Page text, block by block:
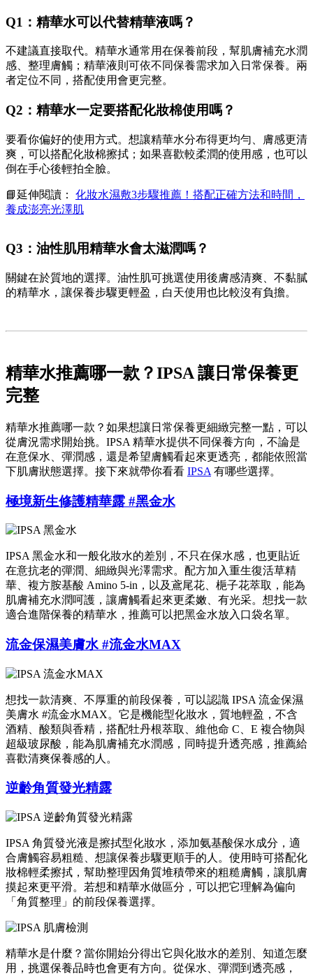
Q1：精華水可以代替精華液嗎？
不建議直接取代。精華水通常用在保養前段，幫肌膚補充水潤
感、整理膚觸；精華液則可依不同保養需求加入日常保養。兩
者定位不同，搭配使用會更完整。
Q2：精華水一定要搭配化妝棉使用嗎？
要看你偏好的使用方式。想讓精華水分布得更均勻、膚感更清
爽，可以搭配化妝棉擦拭；如果喜歡較柔潤的使用感，也可以
倒在手心後輕拍全臉。
📘延伸閱讀： 化妝水濕敷3步驟推薦！搭配正確方法和時間，
養成澎亮光澤肌
Q3：油性肌用精華水會太滋潤嗎？
關鍵在於質地的選擇。油性肌可挑選使用後膚感清爽、不黏膩
的精華水，讓保養步驟更輕盈，白天使用也比較沒有負擔。
精華水推薦哪一款？IPSA 讓日常保養更
完整
精華水推薦哪一款？如果想讓日常保養更細緻完整一點，可以
從膚況需求開始挑。IPSA 精華水提供不同保養方向，不論是
在意保水、彈潤感，還是希望膚觸看起來更透亮，都能依照當
下肌膚狀態選擇。接下來就帶你看看 IPSA 有哪些選擇。
極境新生修護精華露 #黑金水
IPSA 黑金水和一般化妝水的差別，不只在保水感，也更貼近
在意抗老的彈潤、細緻與光澤需求。配方加入重生復活草精
華、複方胺基酸 Amino 5-in，以及鳶尾花、梔子花萃取，能為
肌膚補充水潤呵護，讓膚觸看起來更柔嫩、有光采。想找一款
適合進階保養的精華水，推薦可以把黑金水放入口袋名單。
流金保濕美膚水 #流金水MAX
想找一款清爽、不厚重的前段保養，可以認識 IPSA 流金保濕
美膚水 #流金水MAX。它是機能型化妝水，質地輕盈，不含
酒精、酸類與香精，搭配牡丹根萃取、維他命 C、E 複合物與
超級玻尿酸，能為肌膚補充水潤感，同時提升透亮感，推薦給
喜歡清爽保養感的人。
逆齡角質發光精露
IPSA 角質發光液是擦拭型化妝水，添加氨基酸保水成分，適
合膚觸容易粗糙、想讓保養步驟更順手的人。使用時可搭配化
妝棉輕柔擦拭，幫助整理因角質堆積帶來的粗糙膚觸，讓肌膚
摸起來更平滑。若想和精華水做區分，可以把它理解為偏向
「角質整理」的前段保養選擇。
精華水是什麼？當你開始分得出它與化妝水的差別、知道怎麼
用，挑選保養品時也會更有方向。從保水、彈潤到透亮感，